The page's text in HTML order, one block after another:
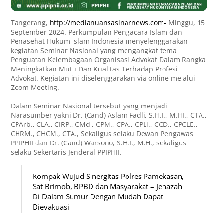
Tangerang, http://medianuansasinarnews.com- Minggu, 15
September 2024. Perkumpulan Pengacara Islam dan
Penasehat Hukum Islam Indonesia menyelenggarakan
kegiatan Seminar Nasional yang mengangkat tema
Penguatan Kelembagaan Organisasi Advokat Dalam Rangka
Meningkatkan Mutu Dan Kualitas Terhadap Profesi
Advokat. Kegiatan ini diselenggarakan via online melalui
Zoom Meeting.
Dalam Seminar Nasional tersebut yang menjadi
Narasumber yakni Dr. (Cand) Aslam Fadli, S.H.I., M.HI., CTA.,
CPArb., CLA., CIRP., CMd., CPM., CPA., CPLi., CCD., CPCLE.,
CHRM., CHCM., CTA., Sekaligus selaku Dewan Pengawas
PPIPHII dan Dr. (Cand) Warsono, S.H.I., M.H., sekaligus
selaku Sekertaris Jenderal PPIPHII.
Kompak Wujud Sinergitas Polres Pamekasan,
Sat Brimob, BPBD dan Masyarakat – Jenazah
Di Dalam Sumur Dengan Mudah Dapat
Dievakuasi